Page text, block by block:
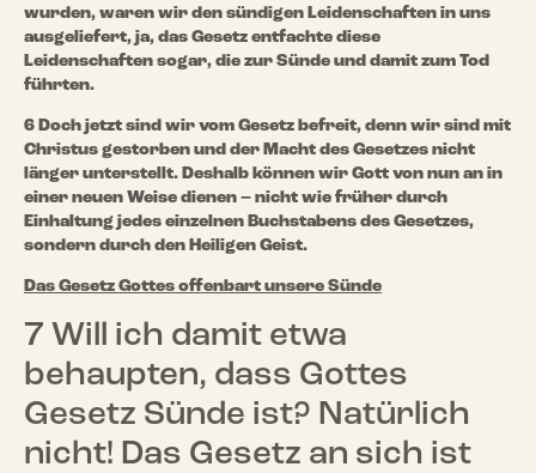
wurden, waren wir den sündigen Leidenschaften in uns
ausgeliefert, ja, das Gesetz entfachte diese
Leidenschaften sogar, die zur Sünde und damit zum Tod
führten.
6 Doch jetzt sind wir vom Gesetz befreit, denn wir sind mit
Christus gestorben und der Macht des Gesetzes nicht
länger unterstellt. Deshalb können wir Gott von nun an in
einer neuen Weise dienen – nicht wie früher durch
Einhaltung jedes einzelnen Buchstabens des Gesetzes,
sondern durch den Heiligen Geist.
Das Gesetz Gottes offenbart unsere Sünde
7 Will ich damit etwa
behaupten, dass Gottes
Gesetz Sünde ist? Natürlich
nicht! Das Gesetz an sich ist